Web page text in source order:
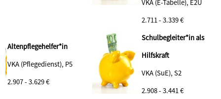
VKA (E-Tabelle), E2Ü
2.711 - 3.339 €
Altenpflegehelfer*in
VKA (Pflegedienst), P5
2.907 - 3.629 €
Schulbegleiter*in als
Hilfskraft
VKA (SuE), S2
2.908 - 3.441 €